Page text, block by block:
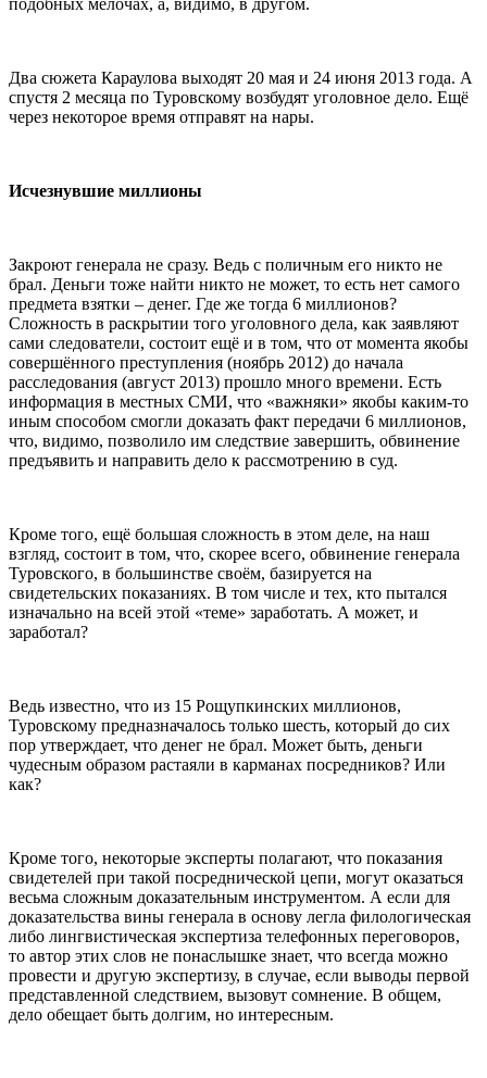
подобных мелочах, а, видимо, в другом.
Два сюжета Караулова выходят 20 мая и 24 июня 2013 года. А
спустя 2 месяца по Туровскому возбудят уголовное дело. Ещё
через некоторое время отправят на нары.
Исчезнувшие миллионы
Закроют генерала не сразу. Ведь с поличным его никто не
брал. Деньги тоже найти никто не может, то есть нет самого
предмета взятки – денег. Где же тогда 6 миллионов?
Сложность в раскрытии того уголовного дела, как заявляют
сами следователи, состоит ещё и в том, что от момента якобы
совершённого преступления (ноябрь 2012) до начала
расследования (август 2013) прошло много времени. Есть
информация в местных СМИ, что «важняки» якобы каким-то
иным способом смогли доказать факт передачи 6 миллионов,
что, видимо, позволило им следствие завершить, обвинение
предъявить и направить дело к рассмотрению в суд.
Кроме того, ещё большая сложность в этом деле, на наш
взгляд, состоит в том, что, скорее всего, обвинение генерала
Туровского, в большинстве своём, базируется на
свидетельских показаниях. В том числе и тех, кто пытался
изначально на всей этой «теме» заработать. А может, и
заработал?
Ведь известно, что из 15 Рощупкинских миллионов,
Туровскому предназначалось только шесть, который до сих
пор утверждает, что денег не брал. Может быть, деньги
чудесным образом растаяли в карманах посредников? Или
как?
Кроме того, некоторые эксперты полагают, что показания
свидетелей при такой посреднической цепи, могут оказаться
весьма сложным доказательным инструментом. А если для
доказательства вины генерала в основу легла филологическая
либо лингвистическая экспертиза телефонных переговоров,
то автор этих слов не понаслышке знает, что всегда можно
провести и другую экспертизу, в случае, если выводы первой
представленной следствием, вызовут сомнение. В общем,
дело обещает быть долгим, но интересным.